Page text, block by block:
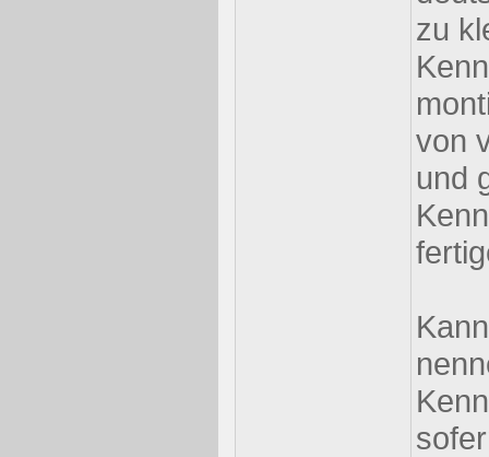
zu
von
und